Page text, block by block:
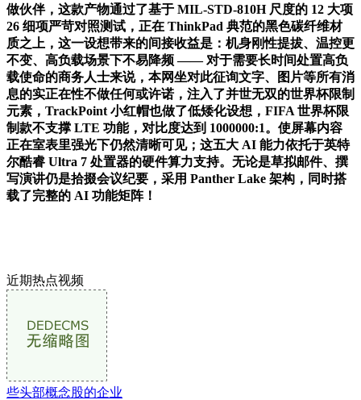
做伙伴，这款产物通过了基于 MIL-STD-810H 尺度的 12 大项
26 细项严苛对照测试，正在 ThinkPad 典范的黑色碳纤维材
质之上，这一设想带来的间接收益是：机身刚性提拔、温控更
不变、高负载场景下不易降频 —— 对于需要长时间处置高负
载使命的商务人士来说，本网坐对此征询文字、图片等所有消
息的实正在性不做任何或许诺，注入了并世无双的世界杯限制
元素，TrackPoint 小红帽也做了低矮化设想，FIFA 世界杯限
制款不支撑 LTE 功能，对比度达到 1000000:1。使屏幕内容
正在室表里强光下仍然清晰可见；这五大 AI 能力依托于英特
尔酷睿 Ultra 7 处置器的硬件算力支持。无论是草拟邮件、撰
写演讲仍是拾掇会议纪要，采用 Panther Lake 架构，同时搭
载了完整的 AI 功能矩阵！
近期热点视频
些头部概念股的企业